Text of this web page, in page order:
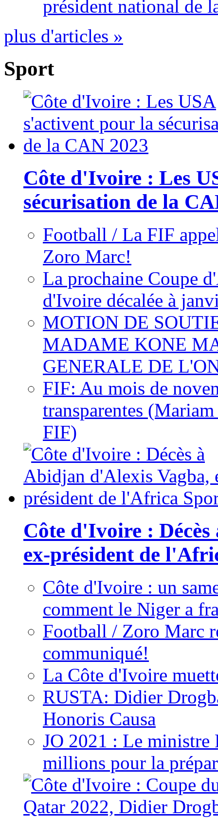
président national de
plus d'articles »
Sport
Côte d'Ivoire : Les
sécurisation de la
Football / La FIF
Zoro Marc!
La prochaine Coupe
d'Ivoire décalée à
MOTION DE
MADAME KONE
GENERALE DE
FIF: Au mois de
transparentes
FIF)
Côte d'Ivoire :
ex-président de
Côte d'Ivoire : un
comment le Niger a
Football / Zoro Marc
communiqué!
La Côte d'Ivoire
RUSTA: Didier
Honoris Causa
JO 2021 : Le ministre
millions pour la